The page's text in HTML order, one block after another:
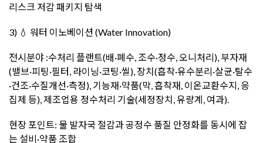
리스크 저감 패키지 탐색
3) 💧 워터 이노베이션 (Water Innovation)
전시분야 :수처리 플랜트(배·폐수, 조수·정수, 오니처리), 부자재
(밸브·피팅·필터, 라이닝·코팅·씰), 장치(흡착·유수분리·살균·탈수
·건조·수질개선·측정), 기능재·약품(막, 흡착재, 이온교환수지, 응
집제 등), 제조업용 정수처리 기술(세정장치, 유량계, 여과).
현장 포인트: 물 발자국 절감과 공정수 품질 안정화를 동시에 잡
는 설비·약품 조합